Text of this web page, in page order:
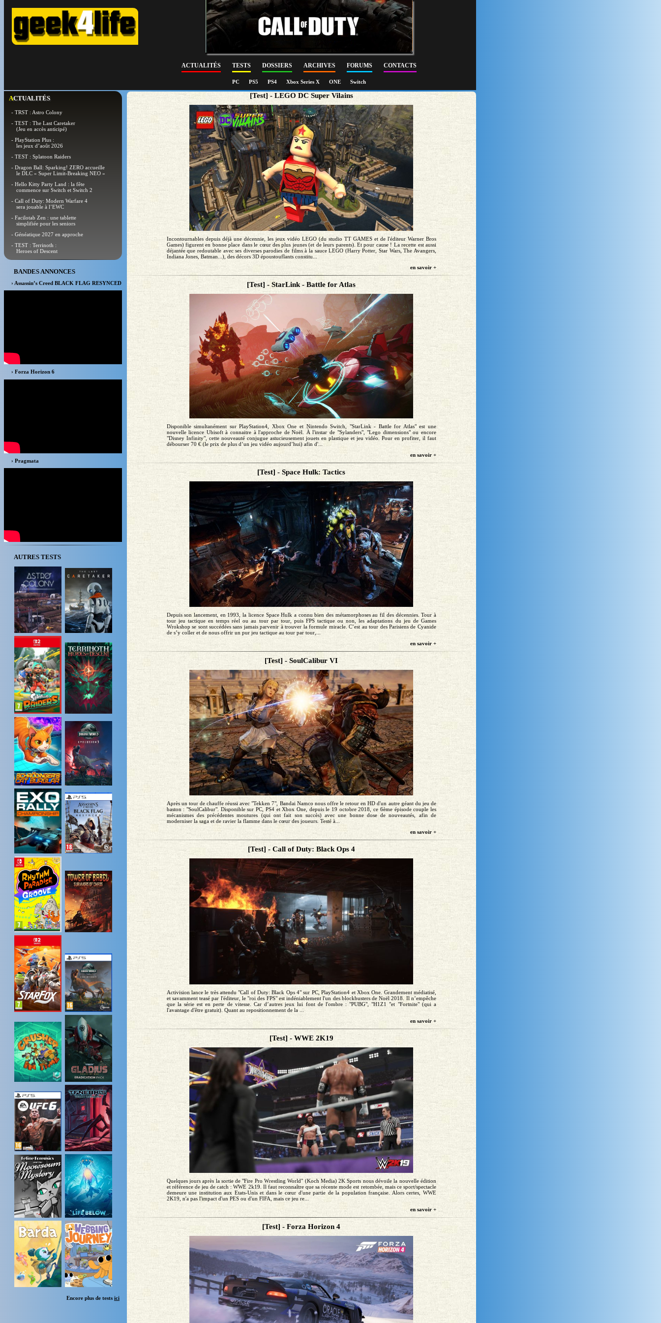
ACTUALITÉS TESTS DOSSIERS ARCHIVES FORUMS CONTACTS
PC PS5 PS4 Xbox Series X ONE Switch
ACTUALITÉS
- TRST : Astro Colony
- TEST : The Last Caretaker
(Jeu en accès anticipé)
- PlayStation Plus :
les jeux d’août 2026
- TEST : Splatoon Raiders
- Dragon Ball: Sparking! ZERO accueille
le DLC « Super Limit-Breaking NEO »
- Hello Kitty Party Land : la fête
commence sur Switch et Switch 2
- Call of Duty: Modern Warfare 4
sera jouable à l’EWC
- Facilotab Zen : une tablette
simplifiée pour les seniors
- Généatique 2027 en approche
- TEST : Terrinoth :
Heroes of Descent
BANDES ANNONCES
› Assassin’s Creed BLACK FLAG RESYNCED
› Forza Horizon 6
› Pragmata
AUTRES TESTS
Encore plus de tests ici
[Test] - LEGO DC Super Vilains
Incontournables depuis déjà une décennie, les jeux vidéo LEGO (du studio TT GAMES et de l'éditeur Warner Bros
Games) figurent en bonne place dans le cœur des plus jeunes (et de leurs parents). Et pour cause ! La recette est aussi
déjantée que redoutable avec ses diverses parodies de films à la sauce LEGO (Harry Potter, Star Wars, The Avangers,
Indiana Jones, Batman...), des décors 3D époustouflants constitu...
en savoir +
[Test] - StarLink - Battle for Atlas
Disponible simultanément sur PlayStation4, Xbox One et Nintendo Switch, "StarLink - Battle for Atlas" est une
nouvelle licence Ubisoft à connaitre à l'approche de Noël. À l'instar de "Sylanders", "Lego dimensions" ou encore
"Disney Infinity", cette nouveauté conjugue astucieusement jouets en plastique et jeu vidéo. Pour en profiter, il faut
débourser 70 € (le prix de plus d’un jeu vidéo aujourd’hui) afin d'...
en savoir +
[Test] - Space Hulk: Tactics
Depuis son lancement, en 1993, la licence Space Hulk a connu bien des métamorphoses au fil des décennies. Tour à
tour jeu tactique en temps réel ou au tour par tour, puis FPS tactique ou non, les adaptations du jeu de Games
Wrokshop se sont succédées sans jamais parvenir à trouver la formule miracle. C’est au tour des Parisiens de Cyanide
de s’y coller et de nous offrir un pur jeu tactique au tour par tour,...
en savoir +
[Test] - SoulCalibur VI
Après un tour de chauffe réussi avec "Tekken 7", Bandai Namco nous offre le retour en HD d'un autre géant du jeu de
baston : "SoulCalibur". Disponible sur PC, PS4 et Xbox One, depuis le 19 octobre 2018, ce 6ème épisode couple les
mécanismes des précédentes moutures (qui ont fait son succès) avec une bonne dose de nouveautés, afin de
moderniser la saga et de ravier la flamme dans le cœur des joueurs. Testé à...
en savoir +
[Test] - Call of Duty: Black Ops 4
Activision lance le très attendu "Call of Duty: Black Ops 4" sur PC, PlayStation4 et Xbox One. Grandement médiatisé,
et savamment teasé par l'éditeur, le "roi des FPS" est indéniablement l'un des blockbusters de Noël 2018. Il n’empêche
que la série est en perte de vitesse. Car d’autres jeux lui font de l'ombre : "PUBG", "H1Z1 "et "Fortnite" (qui a
l'avantage d'être gratuit). Quant au repositionnement de la ...
en savoir +
[Test] - WWE 2K19
Quelques jours après la sortie de "Fire Pro Wrestling World" (Koch Media) 2K Sports nous dévoile la nouvelle édition
et référence de jeu de catch : WWE 2k19. Il faut reconnaître que sa récente mode est retombée, mais ce sport/spectacle
demeure une institution aux Etats-Unis et dans le cœur d'une partie de la population française. Alors certes, WWE
2K19, n'a pas l'impact d'un PES ou d'un FIFA, mais ce jeu re...
en savoir +
[Test] - Forza Horizon 4